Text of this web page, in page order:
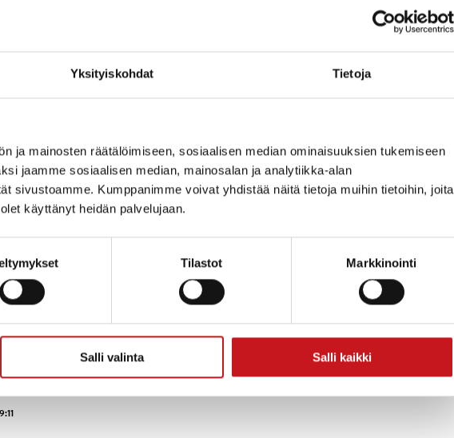
Yksityiskohdat Tietoja
ja mainosten räätälöimiseen, sosiaalisen median ominaisuuksien tukemiseen
jaamme sosiaalisen median, mainosalan ja analytiikka-alan
sivustoamme. Kumppanimme voivat yhdistää näitä tietoja muihin tietoihin, joita
käyttänyt heidän palvelujaan.
Tilastot Markkinointi
Salli valinta Salli kaikki
asioisivat kaupoissa ja apteekissa vain riskiryhmille
numerot t...
aiheuttamassa poikkeustilanteessa. Koronavirus
ja aivasta...
vapun aattona. Kirjeessä on tietoa kunnan
tietoja yrityst...
jako to 23.4. klo 10-12
kasvomaskeja. Maskeja jaetaan torstaina 23.4.
toivo...